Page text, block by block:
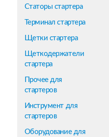
Статоры стартера
Терминал стартера
Щетки стартера
Щеткодержатели
стартера
Прочее для
стартеров
Инструмент для
стартеров
Оборудование для